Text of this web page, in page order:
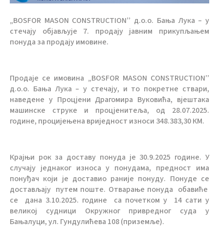
„BOSFOR MASON CONSTRUCTION’’ д.о.о. Бања Лука – у
стечају објављује 7. продају јавним прикупљањем
понуда за продају имовине.
Продаје се имовина „BOSFOR MASON CONSTRUCTION’’
д.о.о. Бања Лука – у стечају, и то покретне ствари,
наведене у Процјени Драгомира Вуковића, вјештака
машинске струке и процјенитеља, од 28.07.2025.
године, процијењена вриједност износи 348.383,30 КМ.
Крајњи рок за доставу понуда је 30.9.2025 године. У
случају једнаког износа у понудама, предност има
понуђач који је доставио раније понуду. Понуде се
достављају путем поште. Отварање понуда обавиће
се дана 3.10.2025. године са почетком у 14 сати у
великој судници Окружног привредног суда у
Бањалуци, ул. Гундулићева 108 (приземље).